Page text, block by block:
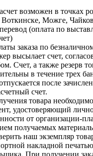
возможен в точках
Воткинске, Можге,
(оплата по
заказа по
высылает счет,
Счет, а также резерв
в течение трех
после
счет.
товара
удостоверяющий
от организации-
получаемых
наш экземпляр
накладной
При получении